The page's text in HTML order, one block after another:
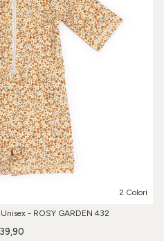
2 Colori
- ROSY GARDEN 432